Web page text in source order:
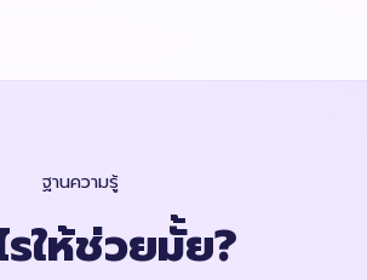
ฐานความรู้
รให้ช่วยมั้ย?